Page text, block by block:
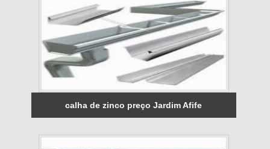
calha de zinco preço Jardim Afife